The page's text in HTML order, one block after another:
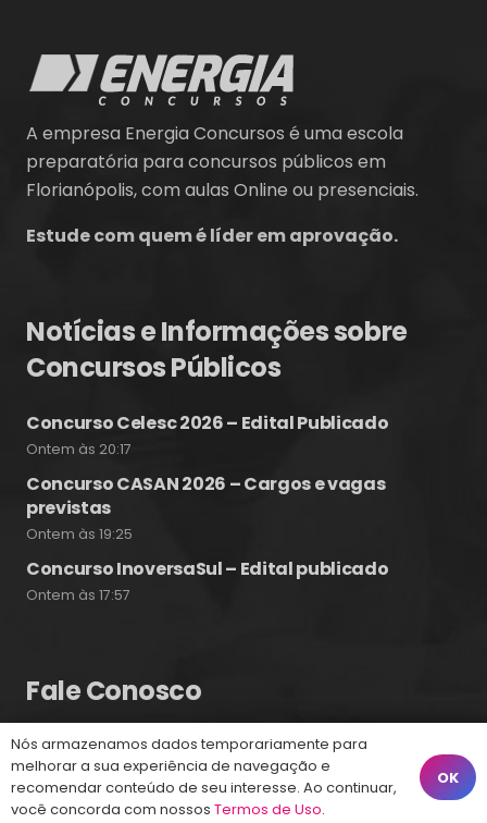
A empresa Energia Concursos é uma escola
preparatória para concursos públicos em
Florianópolis, com aulas Online ou presenciais.
Estude com quem é líder em aprovação.
Notícias e Informações sobre
Concursos Públicos
Concurso Celesc 2026 – Edital Publicado
Ontem às 20:17
Concurso CASAN 2026 – Cargos e vagas
previstas
Ontem às 19:25
Concurso InoversaSul – Edital publicado
Ontem às 17:57
Fale Conosco
(48) 99828-9929
Calçadão João Pinto, 212 – Centro
Nós armazenamos dados temporariamente para
melhorar a sua experiência de navegação e
recomendar conteúdo de seu interesse. Ao continuar,
você concorda com nossos Termos de Uso.
OK